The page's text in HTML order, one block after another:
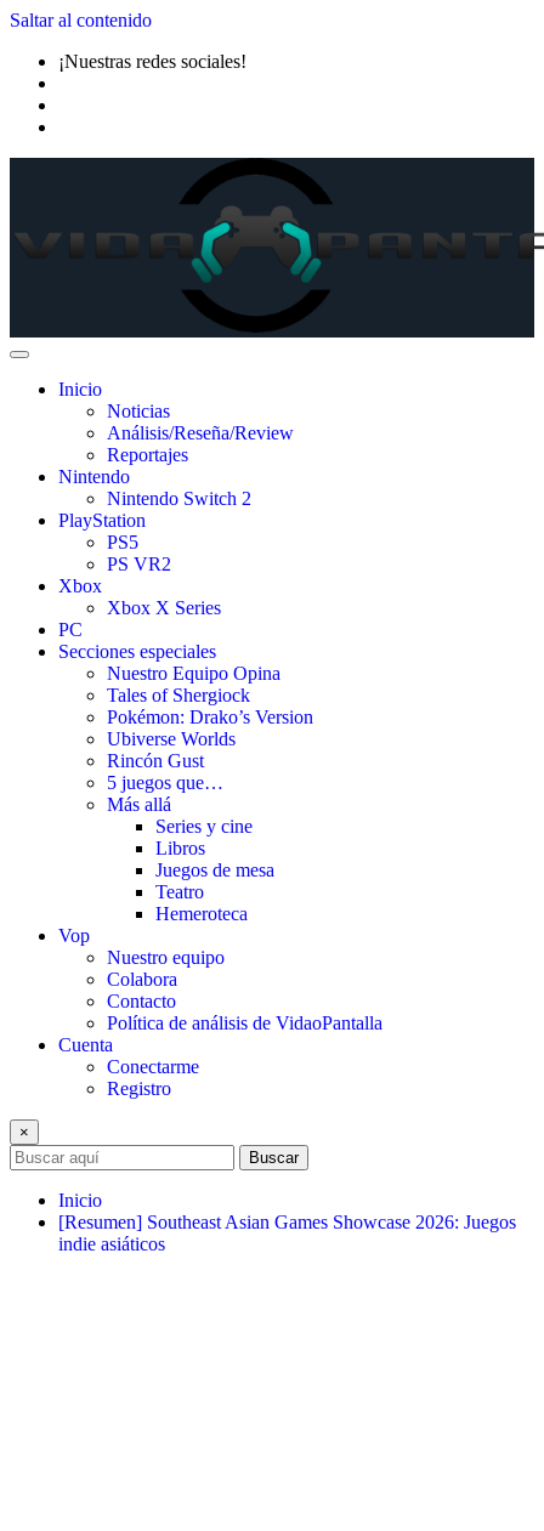
Saltar al contenido
¡Nuestras redes sociales!
Inicio
Noticias
Análisis/Reseña/Review
Reportajes
Nintendo
Nintendo Switch 2
PlayStation
PS5
PS VR2
Xbox
Xbox X Series
PC
Secciones especiales
Nuestro Equipo Opina
Tales of Shergiock
Pokémon: Drako’s Version
Ubiverse Worlds
Rincón Gust
5 juegos que…
Más allá
Series y cine
Libros
Juegos de mesa
Teatro
Hemeroteca
Vop
Nuestro equipo
Colabora
Contacto
Política de análisis de VidaoPantalla
Cuenta
Conectarme
Registro
×
Buscar
Inicio
[Resumen] Southeast Asian Games Showcase 2026: Juegos
indie asiáticos